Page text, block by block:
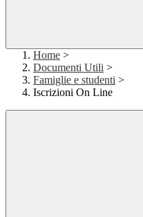
Home >
Documenti Utili >
Famiglie e studenti >
Iscrizioni On Line